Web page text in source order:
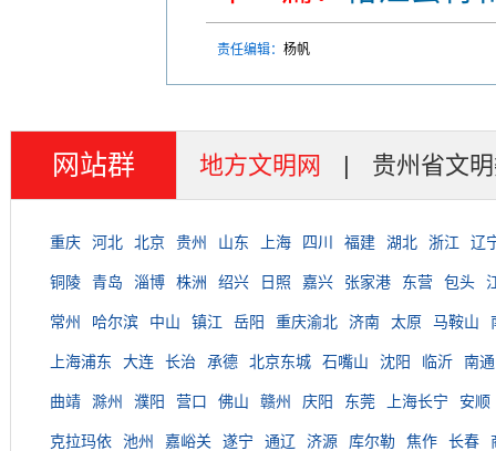
责任编辑： 杨帆
网站群 地方文明网 | 贵州省文
重庆 河北 北京 贵州 山东 上海 四川 福建 湖北 浙江 辽
铜陵 青岛 淄博 株洲 绍兴 日照 嘉兴 张家港 东营 包头
常州 哈尔滨 中山 镇江 岳阳 重庆渝北 济南 太原 马鞍山
上海浦东 大连 长治 承德 北京东城 石嘴山 沈阳 临沂 南通
曲靖 滁州 濮阳 营口 佛山 赣州 庆阳 东莞 上海长宁 安顺
克拉玛依 池州 嘉峪关 遂宁 通辽 济源 库尔勒 焦作 长春